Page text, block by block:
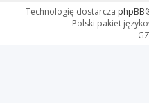
Technologię dostarcza phpBB
Polski pakiet